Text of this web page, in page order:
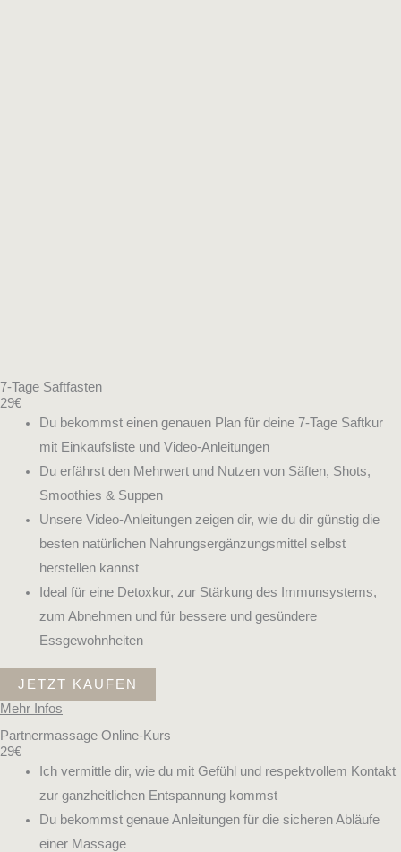
7-Tage Saftfasten
29€
Du bekommst einen genauen Plan für deine 7-Tage Saftkur
mit Einkaufsliste und Video-Anleitungen
Du erfährst den Mehrwert und Nutzen von Säften, Shots,
Smoothies & Suppen
Unsere Video-Anleitungen zeigen dir, wie du dir günstig die
besten natürlichen Nahrungsergänzungsmittel selbst
herstellen kannst
Ideal für eine Detoxkur, zur Stärkung des Immunsystems,
zum Abnehmen und für bessere und gesündere
Essgewohnheiten
JETZT KAUFEN
Mehr Infos
Partnermassage Online-Kurs
29€
Ich vermittle dir, wie du mit Gefühl und respektvollem Kontakt
zur ganzheitlichen Entspannung kommst
Du bekommst genaue Anleitungen für die sicheren Abläufe
einer Massage